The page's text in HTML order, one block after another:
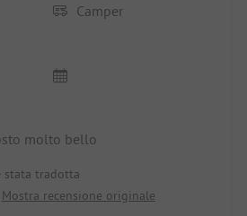
Camper
molto bello
stata tradotta
Mostra recensione originale